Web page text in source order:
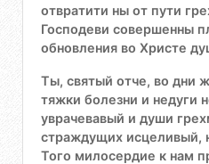
отвратити ны от пути
Господеви совершенны
обновления во Христе
Ты, святый отче, во дни
тяжки болезни и недуги
уврачевавый и души
страждущих исцеливый,
Того милосердие к нам